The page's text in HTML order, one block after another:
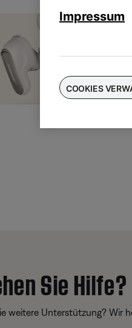
Sie Hilfe?
weitere Unterstützung? Wir
Impressum
COOKIES